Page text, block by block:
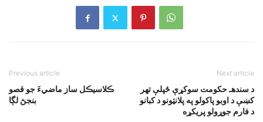
Previous article
ڪلاسيڪل ساز ماضيءَ جو قصو
بنجڻ لڳا
Next article
د سندهـ حکومت سوکړې ځپلې تهر
کښې د اوبو پاکولو په پلانټونو د کبانو
د فارم جوړولو پريکړه